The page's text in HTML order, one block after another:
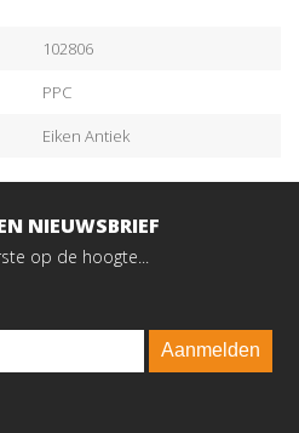
102806
PPC
Eiken Antiek
NIEUWSBRIEF
op de hoogte...
Aanmelden